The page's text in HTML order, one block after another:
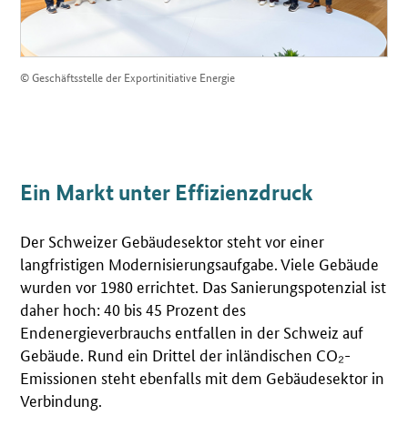
© Geschäftsstelle der Exportinitiative Energie
Ein Markt unter Effizienzdruck
Der Schweizer Gebäudesektor steht vor einer
langfristigen Modernisierungsaufgabe. Viele Gebäude
wurden vor 1980 errichtet. Das Sanierungspotenzial ist
daher hoch: 40 bis 45 Prozent des
Endenergieverbrauchs entfallen in der Schweiz auf
Gebäude. Rund ein Drittel der inländischen CO₂-
Emissionen steht ebenfalls mit dem Gebäudesektor in
Verbindung.